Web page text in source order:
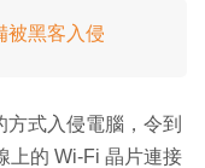
被黑客入侵
式入侵電腦，令到
上的 Wi-Fi 晶片連接